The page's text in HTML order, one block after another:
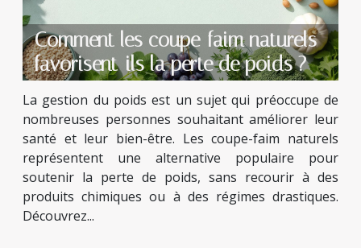
Comment les coupe-faim naturels
favorisent-ils la perte de poids ?
La gestion du poids est un sujet qui préoccupe de
nombreuses personnes souhaitant améliorer leur
santé et leur bien-être. Les coupe-faim naturels
représentent une alternative populaire pour
soutenir la perte de poids, sans recourir à des
produits chimiques ou à des régimes drastiques.
Découvrez...